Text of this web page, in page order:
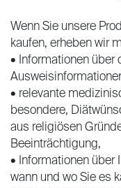
Wenn Sie unsere
kaufen, erheben wir
• Informationen über
• relevante
besondere,
aus religiösen
Beeinträchtigung,
• Informationen über
wann und wo Sie es